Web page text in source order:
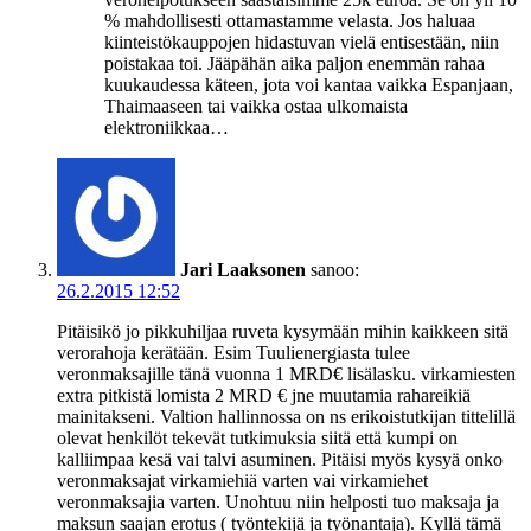
% mahdollisesti ottamastamme velasta. Jos haluaa
kiinteistökauppojen hidastuvan vielä entisestään, niin
poistakaa toi. Jääpähän aika paljon enemmän rahaa
kuukaudessa käteen, jota voi kantaa vaikka Espanjaan,
Thaimaaseen tai vaikka ostaa ulkomaista
elektroniikkaa…
Jari Laaksonen sanoo:
26.2.2015 12:52
Pitäisikö jo pikkuhiljaa ruveta kysymään mihin kaikkeen sitä
verorahoja kerätään. Esim Tuulienergiasta tulee
veronmaksajille tänä vuonna 1 MRD€ lisälasku. virkamiesten
extra pitkistä lomista 2 MRD € jne muutamia rahareikiä
mainitakseni. Valtion hallinnossa on ns erikoistutkijan tittelillä
olevat henkilöt tekevät tutkimuksia siitä että kumpi on
kalliimpaa kesä vai talvi asuminen. Pitäisi myös kysyä onko
veronmaksajat virkamiehiä varten vai virkamiehet
veronmaksajia varten. Unohtuu niin helposti tuo maksaja ja
maksun saajan erotus ( työntekijä ja työnantaja). Kyllä tämä